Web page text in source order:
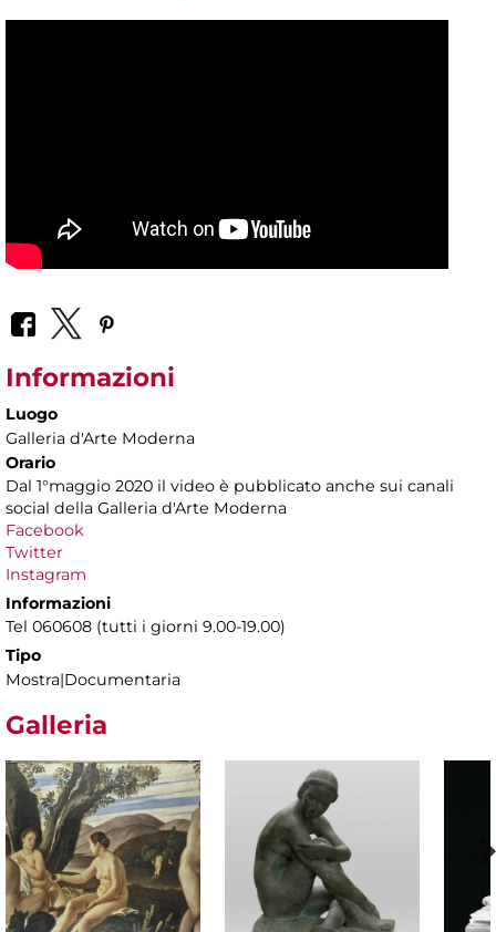
Informazioni
Luogo
Galleria d'Arte Moderna
Orario
Dal 1°maggio 2020 il video è pubblicato anche sui canali
social della Galleria d'Arte Moderna
Facebook
Twitter
Instagram
Informazioni
Tel 060608 (tutti i giorni 9.00-19.00)
Tipo
Mostra|Documentaria
Galleria